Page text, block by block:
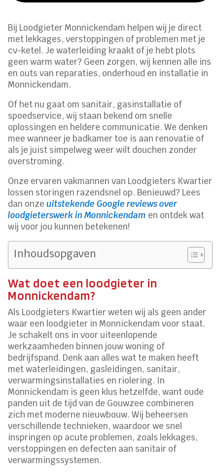
Bij Loodgieter Monnickendam helpen wij je direct
met lekkages, verstoppingen of problemen met je
cv-ketel. Je waterleiding kraakt of je hebt plots
geen warm water? Geen zorgen, wij kennen alle ins
en outs van reparaties, onderhoud en installatie in
Monnickendam.
Of het nu gaat om sanitair, gasinstallatie of
spoedservice, wij staan bekend om snelle
oplossingen en heldere communicatie. We denken
mee wanneer je badkamer toe is aan renovatie of
als je juist simpelweg weer wilt douchen zonder
overstroming.
Onze ervaren vakmannen van Loodgieters Kwartier
lossen storingen razendsnel op. Benieuwd? Lees
dan onzeuitstekende Google reviews over
loodgieterswerk in Monnickendam en ontdek wat
wij voor jou kunnen betekenen!
Inhoudsopgaven
Wat doet een loodgieter in
Monnickendam?
Als Loodgieters Kwartier weten wij als geen ander
waar een loodgieter in Monnickendam voor staat.
Je schakelt ons in voor uiteenlopende
werkzaamheden binnen jouw woning of
bedrijfspand. Denk aan alles wat te maken heeft
met waterleidingen, gasleidingen, sanitair,
verwarmingsinstallaties en riolering. In
Monnickendam is geen klus hetzelfde, want oude
panden uit de tijd van de Gouwzee combineren
zich met moderne nieuwbouw. Wij beheersen
verschillende technieken, waardoor we snel
inspringen op acute problemen, zoals lekkages,
verstoppingen en defecten aan sanitair of
verwarmingssystemen.